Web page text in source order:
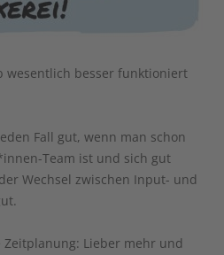
wesentlich besser funktioniert
Fall gut, wenn man schon
Team ist und sich gut
Wechsel zwischen Input- und
Lieber mehr und